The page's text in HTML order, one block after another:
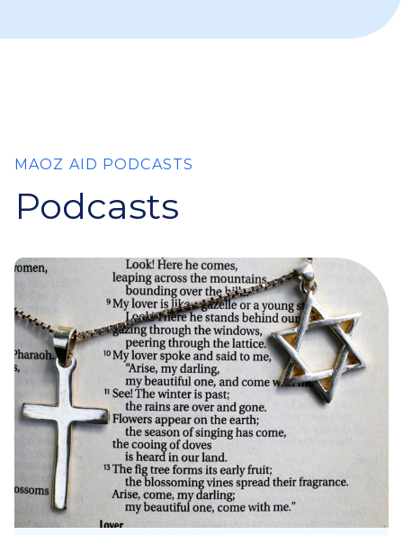
MAOZ AID PODCASTS
Podcasts